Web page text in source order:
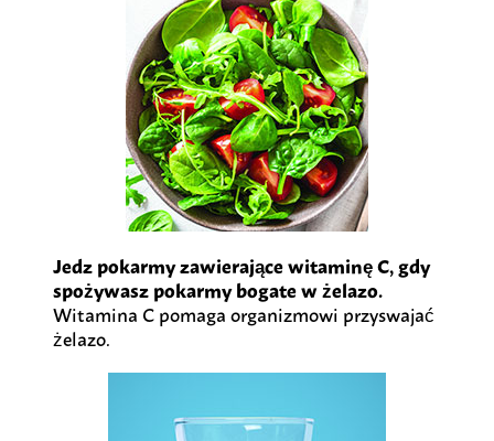
Jedz pokarmy zawierające witaminę C, gdy
spożywasz pokarmy bogate w żelazo.
Witamina C pomaga organizmowi przyswajać
żelazo.